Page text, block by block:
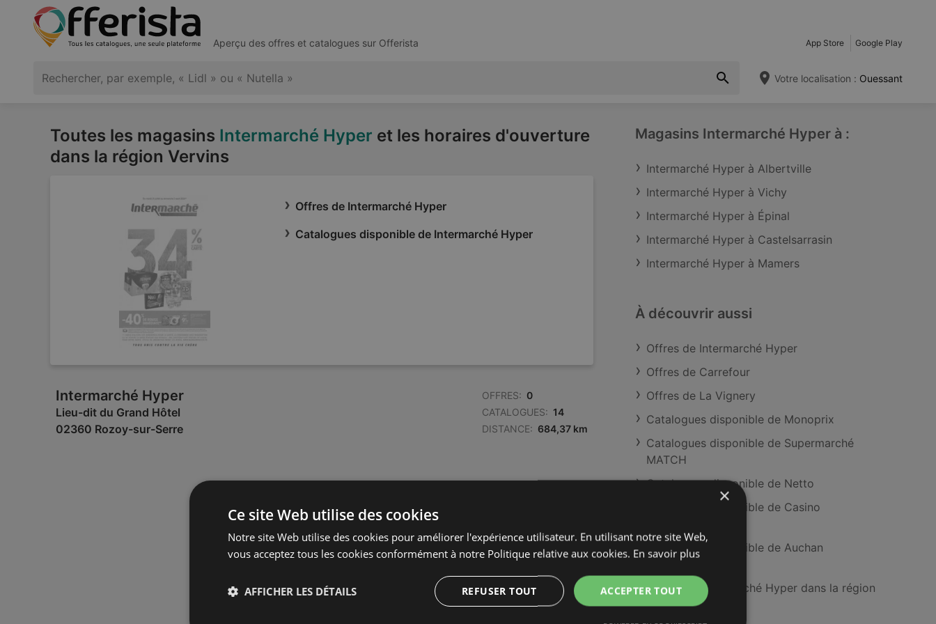
Aperçu des offres et catalogues sur Offerista App Store Google Play
Votre localisation : Ouessant
Toutes les magasins Intermarché Hyper et les horaires d'ouverture
dans la région Vervins
Offres de Intermarché Hyper
Catalogues disponible de Intermarché Hyper
Intermarché Hyper
Lieu-dit du Grand Hôtel
02360 Rozoy-sur-Serre
OFFRES: 0
CATALOGUES: 14
DISTANCE: 684,37 km
Magasins Intermarché Hyper à :
Intermarché Hyper à Albertville
Intermarché Hyper à Vichy
Intermarché Hyper à Épinal
Intermarché Hyper à Castelsarrasin
Intermarché Hyper à Mamers
À découvrir aussi
Offres de Intermarché Hyper
Offres de Carrefour
Offres de La Vignery
Catalogues disponible de Monoprix
Catalogues disponible de Supermarché
MATCH
Catalogues disponible de Netto
Catalogues disponible de Casino
Catalogues disponible de Auchan
Hypermarché
Magasins Intermarché Hyper dans la région
de Châteaulin
×
Ce site Web utilise des cookies
Notre site Web utilise des cookies pour améliorer l'expérience utilisateur. En utilisant notre site Web,
vous acceptez tous les cookies conformément à notre Politique relative aux cookies. En savoir plus
ACCEPTER TOUT
REFUSER TOUT
AFFICHER LES DÉTAILS